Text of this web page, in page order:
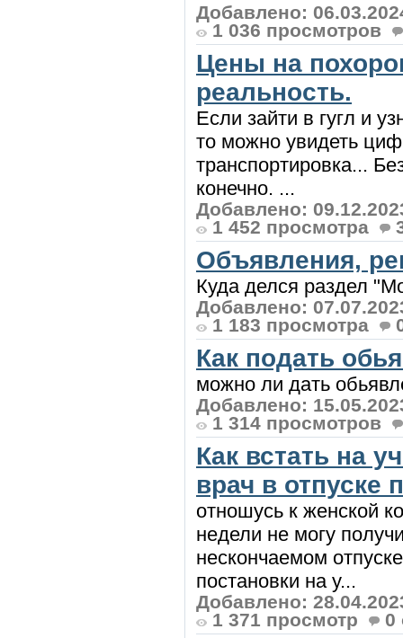
Добавлено:
1 036 просмотров
Цены на
реальность.
Если зайти в гугл и
то можно увидеть
транспортировка...
конечно. ...
Добавлено:
1 452 просмотра
Объявления,
Куда делся раздел
Добавлено:
1 183 просмотра
Как подать
можно ли дать
Добавлено:
1 314 просмотров
Как встать на
врач в отпуске
отношусь к женской
недели не могу
нескончаемом
постановки на у...
Добавлено:
1 371 просмотр
0